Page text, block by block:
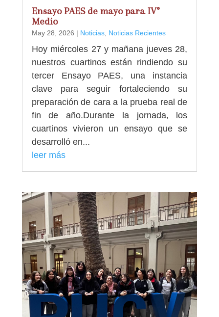
Ensayo PAES de mayo para IV°
Medio
May 28, 2026 | Noticias, Noticias Recientes
Hoy miércoles 27 y mañana jueves 28,
nuestros cuartinos están rindiendo su
tercer Ensayo PAES, una instancia
clave para seguir fortaleciendo su
preparación de cara a la prueba real de
fin de año.Durante la jornada, los
cuartinos vivieron un ensayo que se
desarrolló en...
leer más